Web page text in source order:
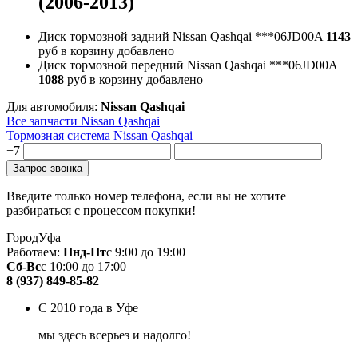
Диск тормозной задний Nissan Qashqai ***06JD00A 1143
руб в корзину добавлено
Диск тормозной передний Nissan Qashqai ***06JD00A
1088 руб в корзину добавлено
Для автомобиля: Nissan Qashqai
Все запчасти Nissan Qashqai
Тормозная система Nissan Qashqai
+7
Введите только номер телефона, если вы не хотите
разбираться с процессом покупки!
ГородУфа
Работаем: Пнд-Птс 9:00 до 19:00
Сб-Всс 10:00 до 17:00
8 (937) 849-85-82
С 2010 года в Уфе
мы здесь всерьез и надолго!